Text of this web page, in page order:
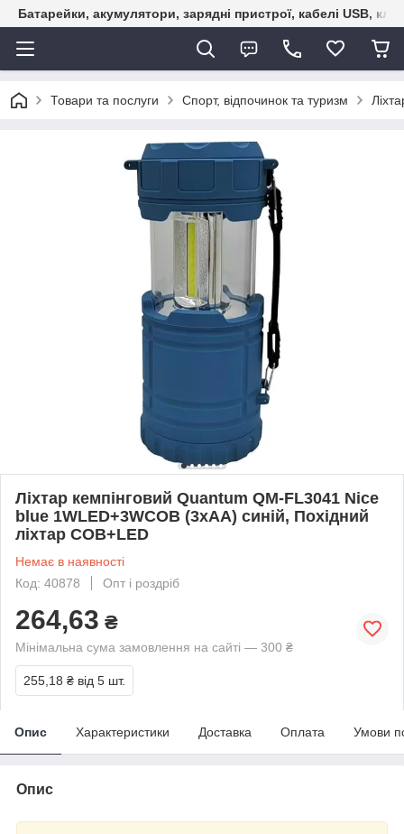
Батарейки, акумулятори, зарядні пристрої, кабелі USB,
Товари та послуги Спорт, відпочинок та туризм
Ліхтар кемпінговий Quantum QM-FL3041 Nice
blue 1WLED+3WCOB (3xAA) синій, Похідний
ліхтар COB+LED
Немає в наявності
Код: 40878
Опт і роздріб
264,63 ₴
Мінімальна сума замовлення на сайті — 300 ₴
255,18 ₴ від 5 шт.
Опис Характеристики Доставка Оплата Умови
Опис